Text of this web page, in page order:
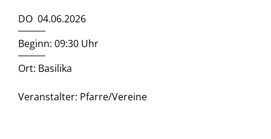
DO 04.06.2026
Beginn: 09:30 Uhr
Ort: Basilika
Veranstalter: Pfarre/Vereine